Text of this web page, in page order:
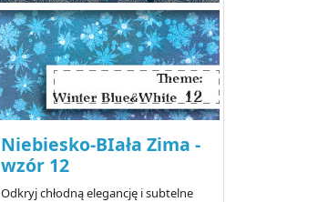
Niebiesko-BIała Zima -
wzór 12
Odkryj chłodną elegancję i subtelne